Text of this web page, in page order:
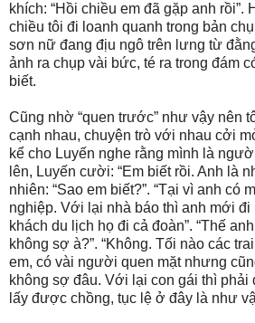
khích: “Hồi chiều em đã gặp anh rồi”.
chiều tôi đi loanh quanh trong bản
sơn nữ đang địu ngô trên lưng từ
ảnh ra chụp vài bức, té ra trong đám
biết.
Cũng nhờ “quen trước” như vậy nên
cạnh nhau, chuyện trò với nhau cởi
kể cho Luyến nghe rằng mình là
lên, Luyến cười: “Em biết rồi. Anh là
nhiên: “Sao em biết?”. “Tại vì anh có
nghiệp. Với lại nhà báo thì anh mới đi
khách du lịch họ đi cả đoàn”. “Thế
không sợ à?”. “Không. Tối nào các
em, có vài người quen mặt nhưng
không sợ đâu. Với lại con gái thì
lấy được chồng, tục lệ ở đây là như